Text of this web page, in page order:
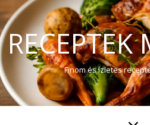
RECEPTEK
Finom és ízletes